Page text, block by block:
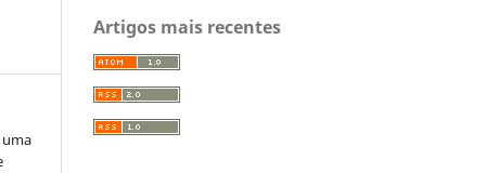
Artigos mais recentes